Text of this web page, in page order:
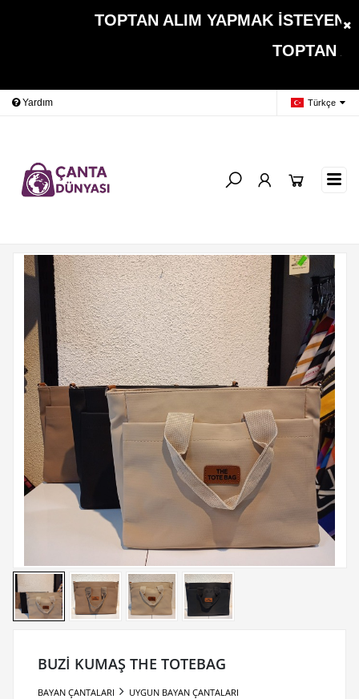
TOPTAN ALIM YAPMAK İSTEYEN
TOPTAN
Yardım Türkçe
BUZİ KUMAŞ THE TOTEBAG
BAYAN ÇANTALARI UYGUN BAYAN ÇANTALARI